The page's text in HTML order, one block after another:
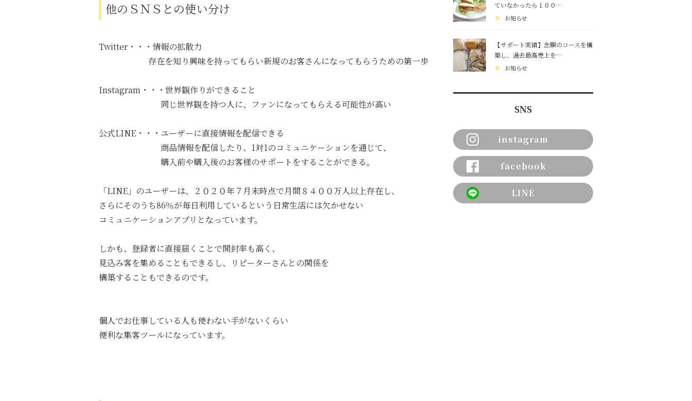
他のＳＮＳとの使い分け
Twitter・・・情報の拡散力
存在を知り興味を持ってもらい新規のお客さんになってもらうための第一歩
Instagram・・・世界観作りができること
同じ世界観を持つ人に、ファンになってもらえる可能性が高い
公式LINE・・・ユーザーに直接情報を配信できる
商品情報を配信したり、1対1のコミュニケーションを通じて、
購入前や購入後のお客様のサポートをすることができる。
「LINE」のユーザーは、２０２０年７月末時点で月間８４００万人以上存在し、
さらにそのうち86％が毎日利用しているという日常生活には欠かせない
コミュニケーションアプリとなっています。
しかも、登録者に直接届くことで開封率も高く、
見込み客を集めることもできるし、リピーターさんとの関係を
構築することもできるのです。
個人でお仕事している人も使わない手がないくらい
便利な集客ツールになっています。
ていなかったら１００…
お知らせ
【サポート実績】念願のコースを構
築し、過去最高売上を…
お知らせ
SNS
instagram
facebook
LINE